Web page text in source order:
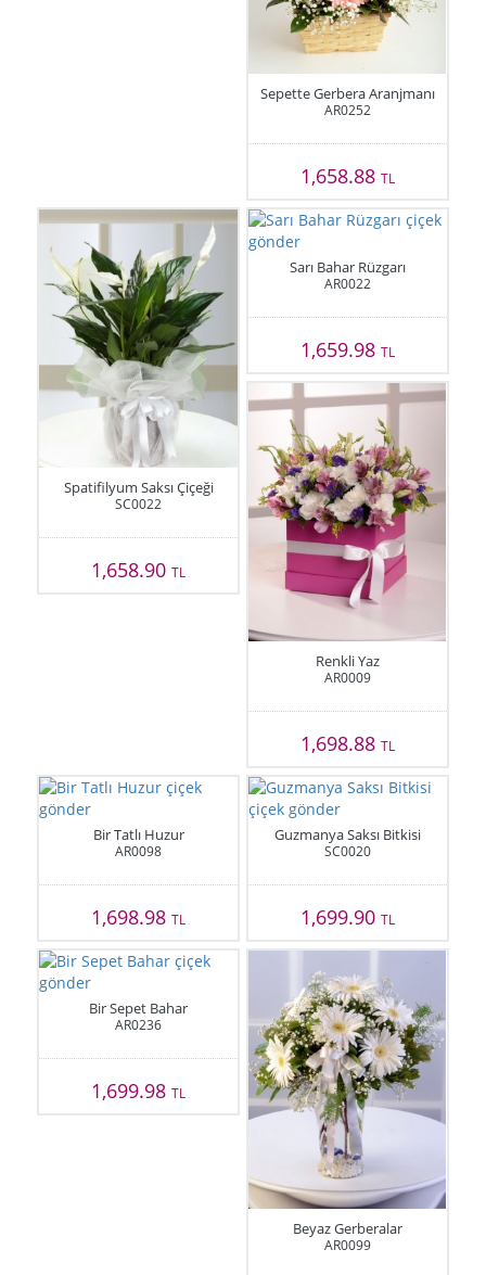
Sepette Gerbera Aranjmanı
AR0252
1,658.88 TL
Spatifilyum Saksı Çiçeği
SC0022
1,658.90TL
Sarı Bahar Rüzgarı
AR0022
1,659.98 TL
Renkli Yaz
AR0009
1,698.88 TL
Bir Tatlı Huzur
AR0098
1,698.98TL
Guzmanya Saksı Bitkisi
SC0020
1,699.90 TL
Bir Sepet Bahar
AR0236
1,699.98TL
Beyaz Gerberalar
AR0099